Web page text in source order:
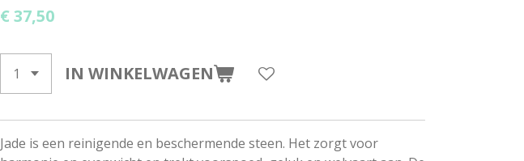
€ 37,50
IN WINKELWAGEN
Jade is een reinigende en beschermende steen. Het zorgt voor